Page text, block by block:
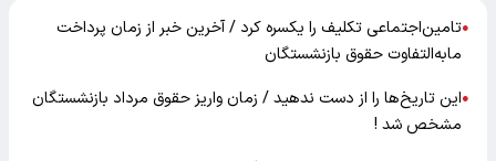
●تامین‌اجتماعی تکلیف را یکسره کرد / آخرین خبر از زمان پرداخت
مابه‌التفاوت حقوق بازنشستگان
●این تاریخ‌ها را از دست ندهید / زمان واریز حقوق مرداد بازنشستگان
مشخص شد !